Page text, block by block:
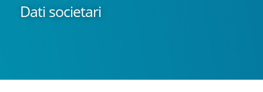
Dati societari